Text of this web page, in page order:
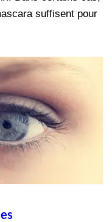
suffisent pour